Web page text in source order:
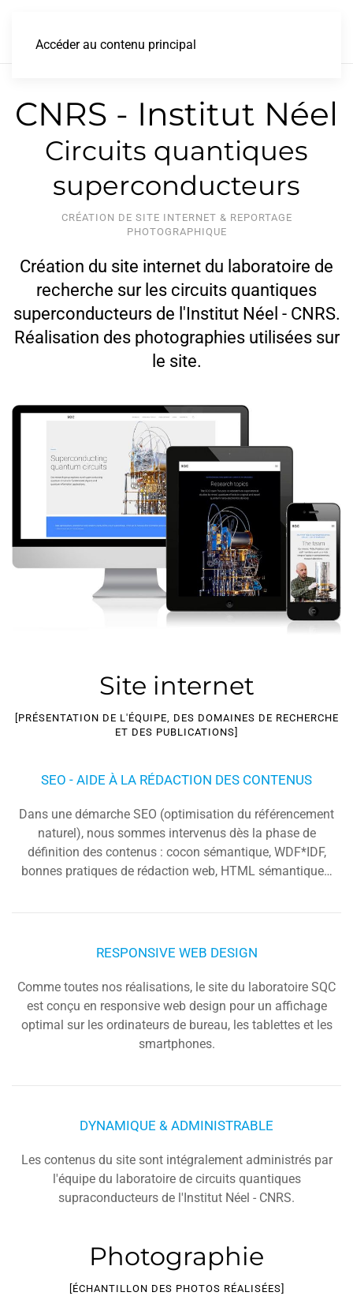
Accéder au contenu principal
CNRS - Institut Néel
Circuits quantiques
superconducteurs
CRÉATION DE SITE INTERNET & REPORTAGE
PHOTOGRAPHIQUE
Création du site internet du laboratoire de
recherche sur les circuits quantiques
superconducteurs de l'Institut Néel - CNRS.
Réalisation des photographies utilisées sur
le site.
Site internet
[PRÉSENTATION DE L'ÉQUIPE, DES DOMAINES DE RECHERCHE
ET DES PUBLICATIONS]
SEO - AIDE À LA RÉDACTION DES CONTENUS
Dans une démarche SEO (optimisation du référencement
naturel), nous sommes intervenus dès la phase de
définition des contenus : cocon sémantique, WDF*IDF,
bonnes pratiques de rédaction web, HTML sémantique…
RESPONSIVE WEB DESIGN
Comme toutes nos réalisations, le site du laboratoire SQC
est conçu en responsive web design pour un affichage
optimal sur les ordinateurs de bureau, les tablettes et les
smartphones.
DYNAMIQUE & ADMINISTRABLE
Les contenus du site sont intégralement administrés par
l'équipe du laboratoire de circuits quantiques
supraconducteurs de l'Institut Néel - CNRS.
Photographie
[ÉCHANTILLON DES PHOTOS RÉALISÉES]